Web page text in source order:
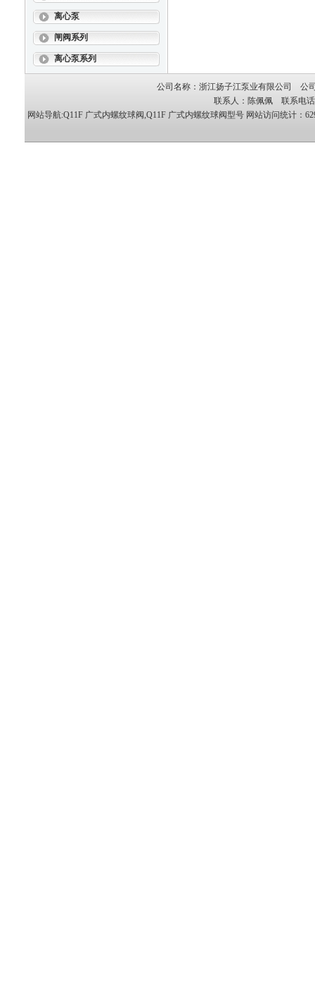
离心泵
闸阀系列
离心泵系列
公司名称：浙江扬子江泵业有限公司 公
联系人：陈佩佩 联系电
网站导航:Q11F 广式内螺纹球阀,Q11F 广式内螺纹球阀型号 网站访问统计：